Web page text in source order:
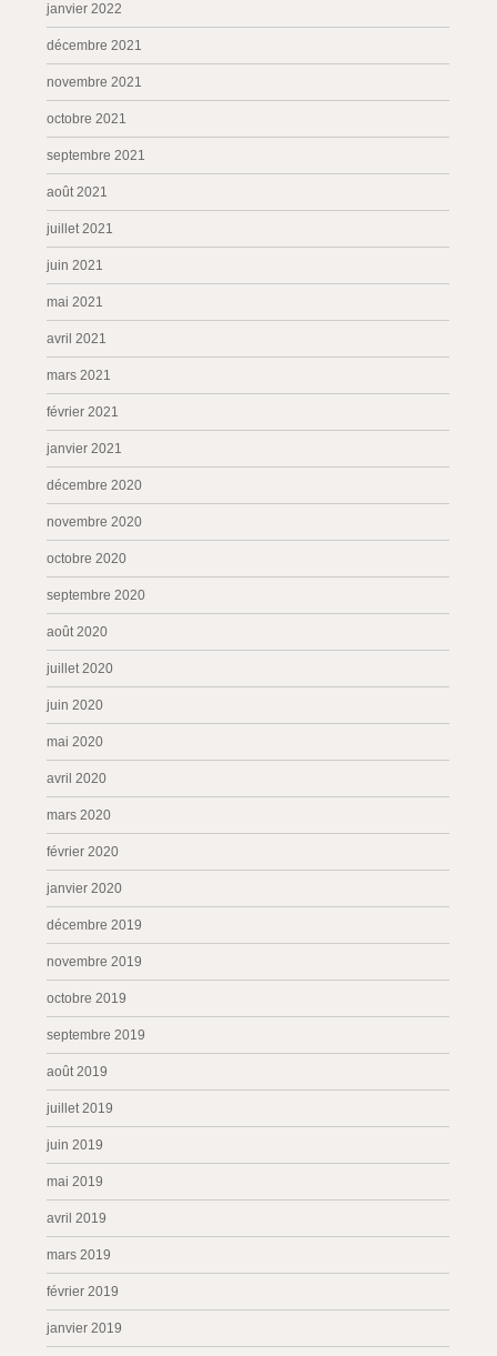
janvier 2022
décembre 2021
novembre 2021
octobre 2021
septembre 2021
août 2021
juillet 2021
juin 2021
mai 2021
avril 2021
mars 2021
février 2021
janvier 2021
décembre 2020
novembre 2020
octobre 2020
septembre 2020
août 2020
juillet 2020
juin 2020
mai 2020
avril 2020
mars 2020
février 2020
janvier 2020
décembre 2019
novembre 2019
octobre 2019
septembre 2019
août 2019
juillet 2019
juin 2019
mai 2019
avril 2019
mars 2019
février 2019
janvier 2019